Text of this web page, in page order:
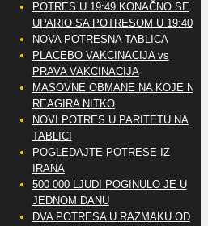
POTRES U 19:49 KONAČNO SE
UPARIO SA POTRESOM U 19:40
NOVA POTRESNA TABLICA
PLACEBO VAKCINACIJA vs
PRAVA VAKCINACIJA
MASOVNE OBMANE NA KOJE NE
REAGIRA NITKO
NOVI POTRES U PARITETU NA
TABLICI
POGLEDAJTE POTRESE IZ
IRANA
500 000 LJUDI POGINULO JE U
JEDNOM DANU
DVA POTRESA U RAZMAKU OD